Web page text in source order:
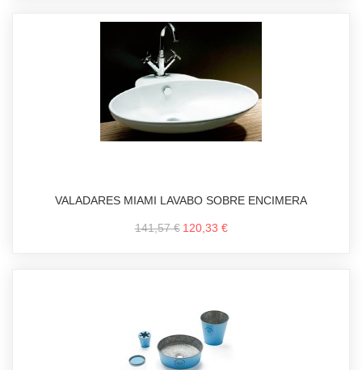
VALADARES MIAMI LAVABO SOBRE ENCIMERA
141,57 € 120,33 €